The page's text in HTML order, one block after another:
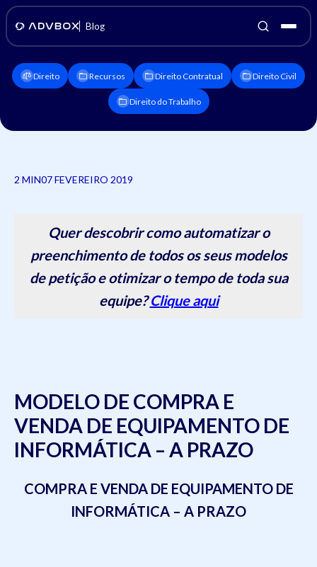
Blog
Direito Recursos Direito Contratual Direito Civil
Direito do Trabalho
2 MIN07 FEVEREIRO 2019
Quer descobrir como automatizar o
preenchimento de todos os seus modelos
de petição e otimizar o tempo de toda sua
equipe?Clique aqui
MODELO DE COMPRA E
VENDA DE EQUIPAMENTO DE
INFORMÁTICA – A PRAZO
COMPRA E VENDA DE EQUIPAMENTO DE
INFORMÁTICA – A PRAZO